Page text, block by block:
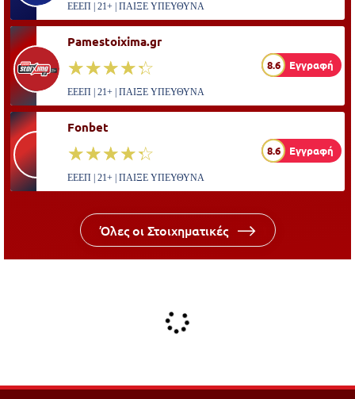
ΕΕΕΠ | 21+ | ΠΑΙΞΕ ΥΠΕΥΘΥΝΑ
Pamestoixima.gr
☆☆☆☆☆
★★★★★ 8.6 Εγγραφή
ΕΕΕΠ | 21+ | ΠΑΙΞΕ ΥΠΕΥΘΥΝΑ
Fonbet
☆☆☆☆☆
★★★★★ 8.6 Εγγραφή
ΕΕΕΠ | 21+ | ΠΑΙΞΕ ΥΠΕΥΘΥΝΑ
Όλες οι Στοιχηματικές